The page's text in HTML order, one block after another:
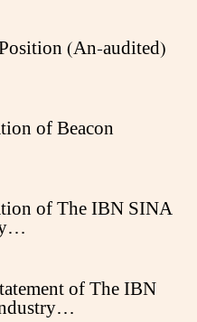
(An-audited)
of Beacon
of The IBN SINA
of The IBN